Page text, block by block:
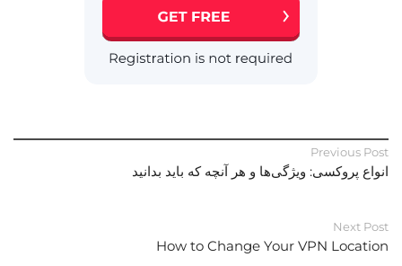
Previous Post
انواع پروکسی: ویژگی‌ها و هر آنچه که باید بدانید
Next Post
How to Change Your VPN Location